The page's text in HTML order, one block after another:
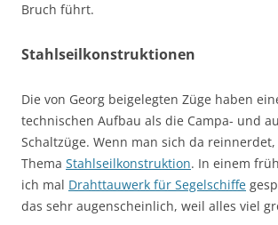
Bruch führt.
Stahlseilkonstruktionen
Die von Georg beigelegten Züge haben
technischen Aufbau als die Campa- und
Schaltzüge. Wenn man sich da
Thema Stahlseilkonstruktion. In einem
ich mal Drahttauwerk für Segelschiffe
das sehr augenscheinlich, weil alles viel